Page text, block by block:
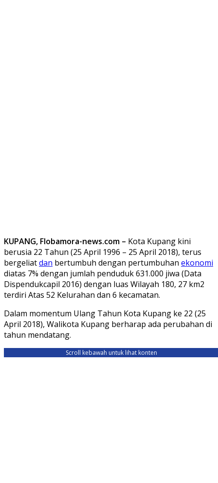
KUPANG, Flobamora-news.com – Kota Kupang kini
berusia 22 Tahun (25 April 1996 – 25 April 2018), terus
bergeliatdan bertumbuh dengan pertumbuhan ekonomi
diatas 7% dengan jumlah penduduk 631.000 jiwa (Data
Dispendukcapil 2016) dengan luas Wilayah 180, 27 km2
terdiri Atas 52 Kelurahan dan 6 kecamatan.
Dalam momentum Ulang Tahun Kota Kupang ke 22 (25
April 2018), Walikota Kupang berharap ada perubahan di
tahun mendatang.
Scroll kebawah untuk lihat konten